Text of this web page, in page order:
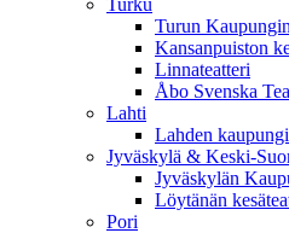
Turku
Turun
Kansanpuiston
Linnateatteri
Åbo Svenska
Lahti
Lahden
Jyväskylä & Keski-
Jyväskylän
Löytänän
Pori